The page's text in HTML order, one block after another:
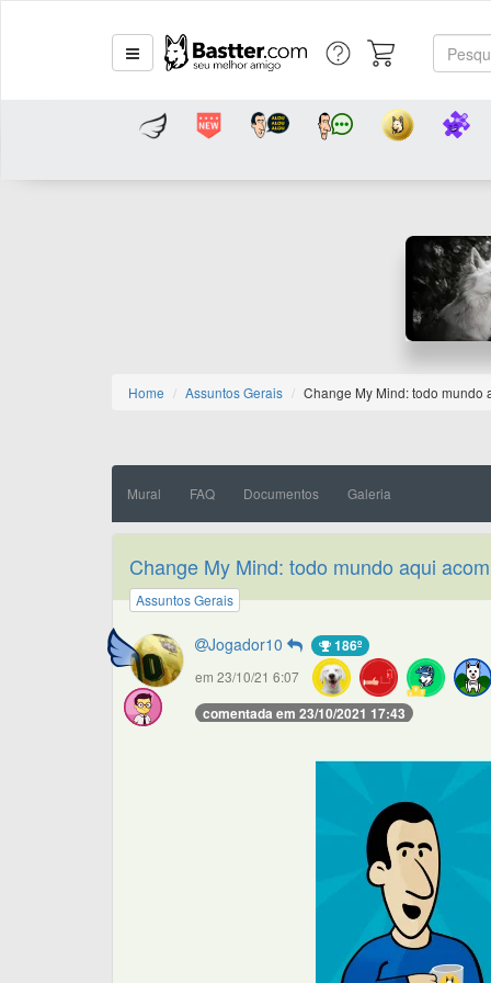
Home Assuntos Gerais Change My Mind: todo mundo
Mural FAQ Documentos Galeria
Change My Mind: todo mundo aqui
Assuntos Gerais
Jogador10 186º
em 23/10/21 6:07
comentada em 23/10/2021 17:43